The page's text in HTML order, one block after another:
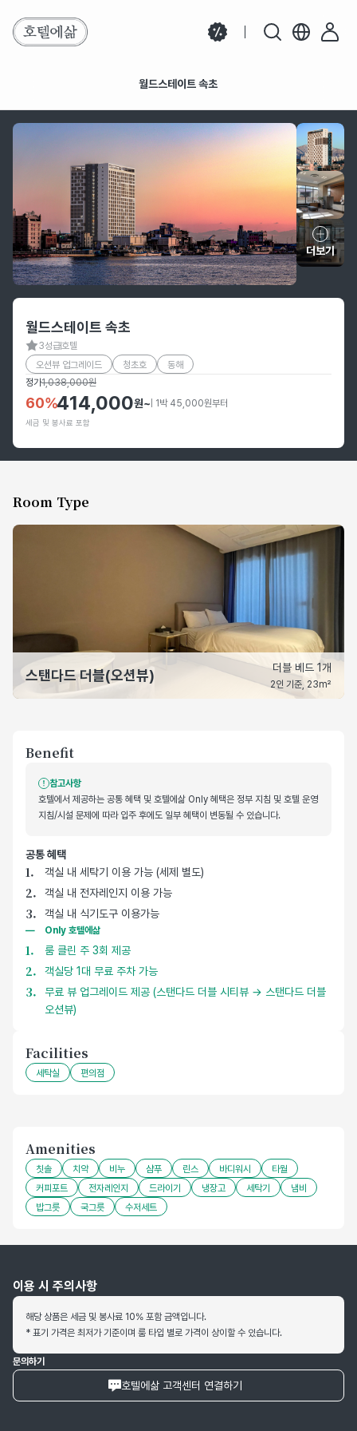
월드스테이트 속초
월드스테이트 속초
더보기
호텔 정보
월드스테이트 속초
3성급호텔
오션뷰 업그레이드
청초호
동해
정가1,038,000원
60%414,000원~ | 1박 45,000원부터
세금 및 봉사료 포함
Room Type
스탠다드 더블(오션뷰) 더블 베드 1개
2인 기준, 23m²
Benefit
참고사항
호텔에서 제공하는 공통 혜택 및 호텔에삶 Only 혜택은 정부 지침 및 호텔 운영
지침/시설 문제에 따라 입주 후에도 일부 혜택이 변동될 수 있습니다.
공통 혜택
호텔 기본 제공 혜택
객실 내 세탁기 이용 가능 (세제 별도)
객실 내 전자레인지 이용 가능
객실 내 식기도구 이용가능
Only 호텔에삶
룸 클린 주 3회 제공
객실당 1대 무료 주차 가능
무료 뷰 업그레이드 제공 (스탠다드 더블 시티뷰 → 스탠다드 더블
오션뷰)
Facilities
세탁실 편의점
Amenities
칫솔 치약 비누 샴푸 린스 바디워시
타월
커피포트
전자레인지 드라이기 냉장고 세탁기
냄비
밥그릇
국그릇 수저세트
이용 시 주의사항
해당 상품은 세금 및 봉사료 10% 포함 금액입니다.
* 표기 가격은 최저가 기준이며 룸 타입 별로 가격이 상이할 수 있습니다.
문의하기
호텔에삶 고객센터 연결하기